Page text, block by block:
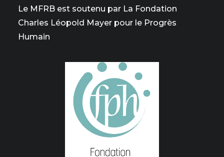
Le MFRB est soutenu par La Fondation
Charles Léopold Mayer pour le Progrès
Humain